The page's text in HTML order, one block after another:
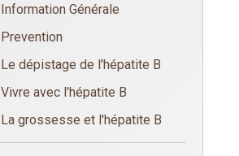
Information Générale
Prevention
Le dépistage de l'hépatite B
Vivre avec l'hépatite B
La grossesse et l'hépatite B